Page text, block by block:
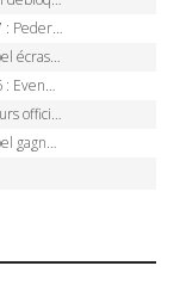
vert à Voiron ?
abandonne
le podium ?
carte et dates
toujours en jaune